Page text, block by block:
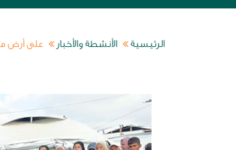
الرئيسية الأنشطة والأخبار على أرض